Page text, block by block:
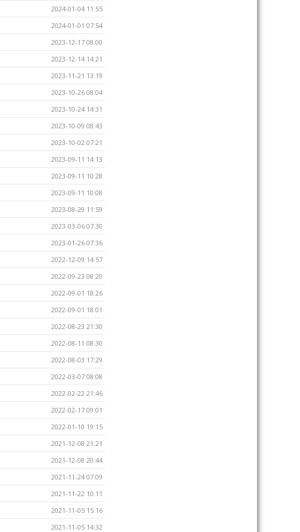
2024-01-04 11:55
2024-01-01 07:54
2023-12-17 08:00
2023-12-14 14:21
2023-11-21 13:19
2023-10-26 08:04
2023-10-24 14:31
2023-10-09 08:43
2023-10-02 07:21
2023-09-11 14:13
2023-09-11 10:28
2023-09-11 10:08
2023-08-29 11:59
2023-03-06 07:30
2023-01-26 07:36
2022-12-09 14:57
2022-09-23 08:20
2022-09-01 18:26
2022-09-01 18:01
2022-08-23 21:30
2022-08-11 08:30
2022-08-03 17:29
2022-03-07 08:08
2022-02-22 21:46
2022-02-17 09:01
2022-01-10 19:15
2021-12-08 21:21
2021-12-08 20:44
2021-11-24 07:09
2021-11-22 10:11
2021-11-05 15:16
2021-11-05 14:32